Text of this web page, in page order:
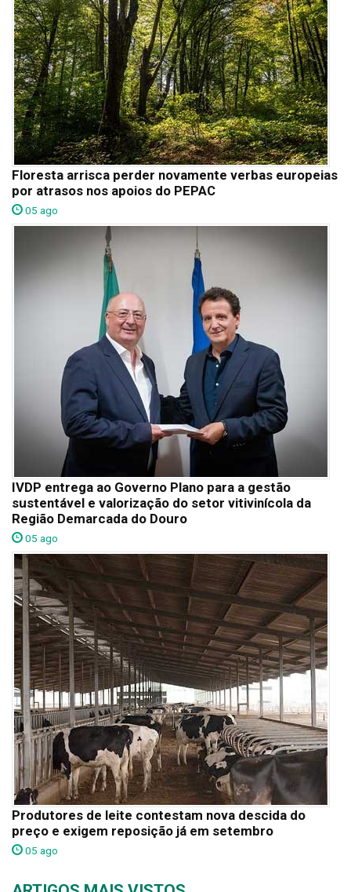
Floresta arrisca perder novamente verbas europeias
por atrasos nos apoios do PEPAC
05 ago
IVDP entrega ao Governo Plano para a gestão
sustentável e valorização do setor vitivinícola da
Região Demarcada do Douro
05 ago
Produtores de leite contestam nova descida do
preço e exigem reposição já em setembro
05 ago